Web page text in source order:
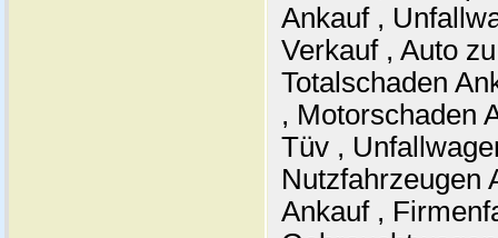
Ankauf ,
Verkauf , Auto
Totalschaden
, Motorschaden
Tüv ,
Nutzfahrzeugen
Ankauf ,